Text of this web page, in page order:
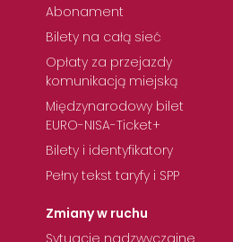
Abonament
Bilety na całą sieć
Opłaty za przejazdy
komunikacją miejską
Międzynarodowy bilet
EURO-NISA-Ticket+
Bilety i identyfikatory
Pełny tekst taryfy i SPP
Zmiany w ruchu